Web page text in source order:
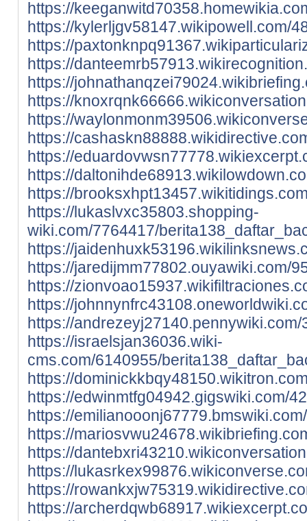
https://
https://kylerljgv58147.wikipowell.com/
https://
https://
https://
https://
https://
https://
https://
https://
https://
https://lukaslvxc35803.shopping-
wiki.com/7764417/
https://
https://jaredijmm77802.ouyawiki.com/
https://
https://
https://
https://israelsjan36036.wiki-
cms.com/6140955/
https://
https://edwinmtfg04942.gigswiki.com/
https://
https://
https://
https://
https://
https://